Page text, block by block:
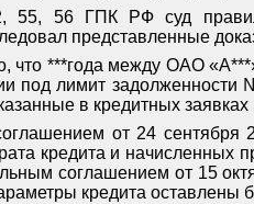
55, 56 ГПК РФ суд
представленные
что ***года между ОАО
под лимит
в кредитных
от 24 сентября
кредита и начисленных
соглашением от 15
кредита оставлены